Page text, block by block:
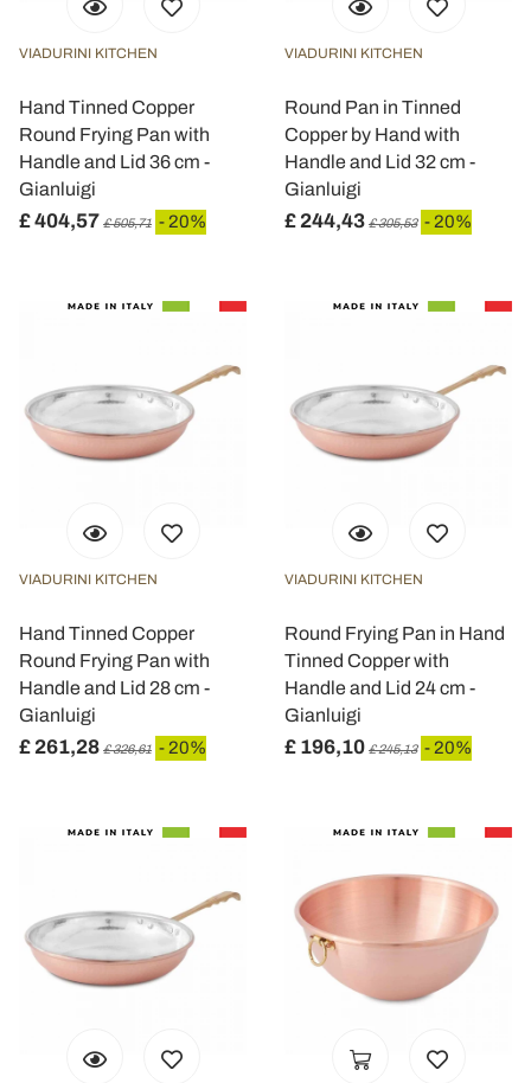
VIADURINI KITCHEN
Hand Tinned Copper
Round Frying Pan with
Handle and Lid 36 cm -
Gianluigi
£ 404,57 £ 505,71 - 20%
VIADURINI KITCHEN
Round Pan in Tinned
Copper by Hand with
Handle and Lid 32 cm -
Gianluigi
£ 244,43 £ 305,53 - 20%
VIADURINI KITCHEN
Hand Tinned Copper
Round Frying Pan with
Handle and Lid 28 cm -
Gianluigi
£ 261,28 £ 326,61 - 20%
VIADURINI KITCHEN
Round Frying Pan in Hand
Tinned Copper with
Handle and Lid 24 cm -
Gianluigi
£ 196,10 £ 245,13 - 20%